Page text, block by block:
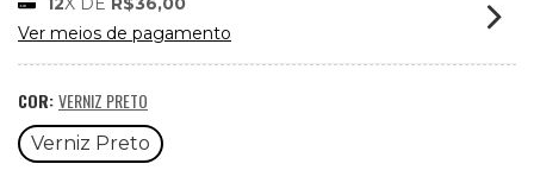
Ver meios de pagamento
COR:VERNIZ PRETO
Verniz Preto